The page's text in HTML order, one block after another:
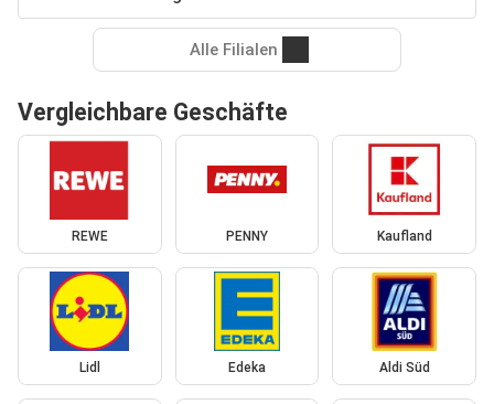
Alle Filialen
Vergleichbare Geschäfte
REWE PENNY Kaufland
Lidl Edeka Aldi Süd